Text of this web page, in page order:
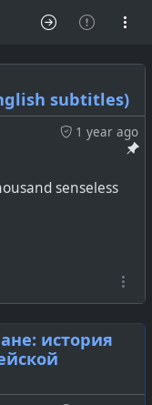
subtitles)
1 year ago
senseless
история